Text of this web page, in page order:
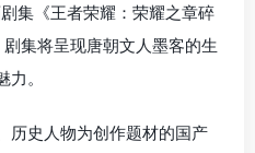
集《王者荣耀：荣耀之章碎
集将呈现唐朝文人墨客的生
。
历史人物为创作题材的国产